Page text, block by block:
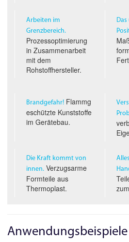
Arbeiten im
Grenzbereich.
Prozessoptimierung
in Zusammenarbeit
mit dem
Rohstoffhersteller.
Brandgefahr!Flammg
eschützte Kunststoffe
im Gerätebau.
Die Kraft kommt von
innen.Verzugsarme
Formteile aus
Thermoplast.